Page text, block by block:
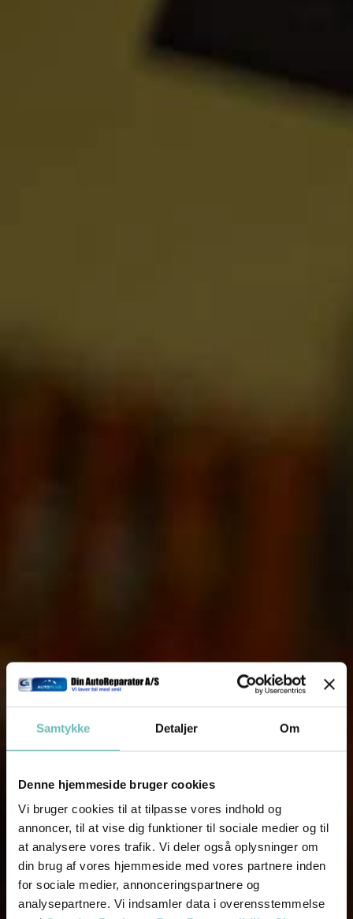
Samtykke Detaljer Om
Denne hjemmeside bruger cookies
Vi bruger cookies til at tilpasse vores indhold og
annoncer, til at vise dig funktioner til sociale medier og til
at analysere vores trafik. Vi deler også oplysninger om
din brug af vores hjemmeside med vores partnere inden
for sociale medier, annonceringspartnere og
analysepartnere. Vi indsamler data i overensstemmelse